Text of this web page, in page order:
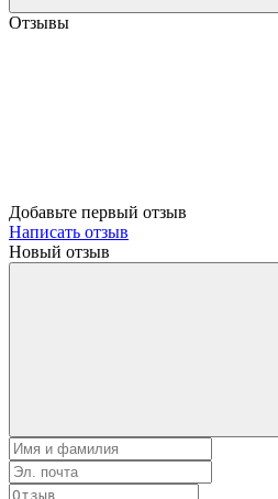
Отзывы
Добавьте первый отзыв
Написать отзыв
Новый отзыв